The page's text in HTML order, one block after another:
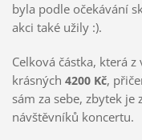
byla podle očekávání
akci také užily :).
Celková částka, která
krásných 4200 Kč,
sám za sebe, zbytek
návštěvníků koncertu.